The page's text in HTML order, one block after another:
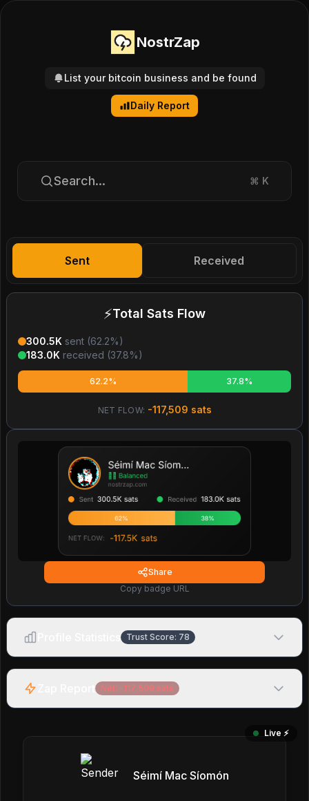
NostrZap
List your bitcoin business and be found
Daily Report
Search... ⌘ K
Sent Received
⚡Total Sats Flow
300.5K sent (62.2%)
183.0K received (37.8%)
62.2% 37.8%
NET FLOW: -117,509 sats
Share
Copy badge URL
Trust Score: 78
Net: -117,509 sats
Live ⚡️
Séimí Mac Síomón